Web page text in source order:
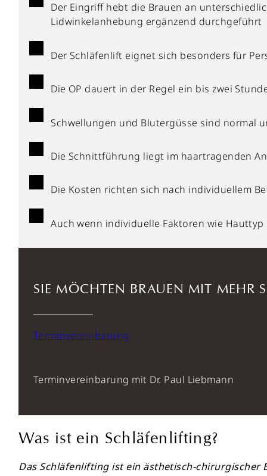
Der Eingriff hebt die Brauen an
Lidwinkelanhebung ergänzend durchgeführt
Der Schläfenlift eignet sich besonders für
Die OP dauert in der Regel ein bis zwei
Schwellungen und Blutergüsse sind normal
Die Schnittführung liegt im haartragenden
Die Kosten richten sich nach individuellem
Auch wenn individuelle Faktoren wie
SIE MÖCHTEN BRAUEN MIT MEHR
Terminvereinbarung
Terminvereinbarung mit Dr. Paul Liebmann
Was ist ein Schläfenlifting?
Das Schläfenlifting ist ein ästhetisch-chirurgischer